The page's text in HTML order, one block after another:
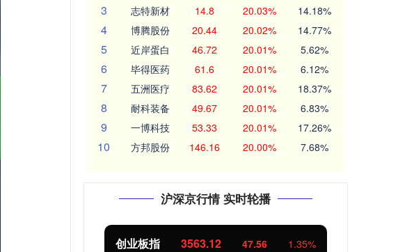
3 志特新材 14.8 20.03% 14.18%
4 博腾股份 20.44 20.02% 14.77%
5 近岸蛋白 46.72 20.01% 5.62%
6 毕得医药 61.6 20.01% 6.12%
7 五洲医疗 83.62 20.01% 18.37%
8 耐科装备 49.67 20.01% 6.83%
9 一博科技 53.33 20.01% 17.26%
10 方邦股份 146.16 20.00% 7.68%
沪深京行情 实时轮播
创业板指 3563.12 47.56 1.35%